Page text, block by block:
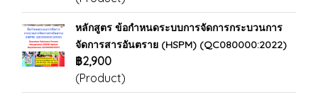
หลักสูตร ข้อกำหนดระบบการจัดการกระบวนการ
จัดการสารอันตราย (HSPM) (QC080000:2022)
฿2,900
(Product)